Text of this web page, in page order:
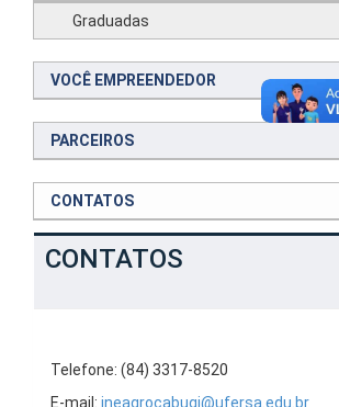
Graduadas
VOCÊ EMPREENDEDOR
PARCEIROS
CONTATOS
CONTATOS
Telefone: (84) 3317-8520
E-mail: ineagrocabugi@ufersa.edu.br